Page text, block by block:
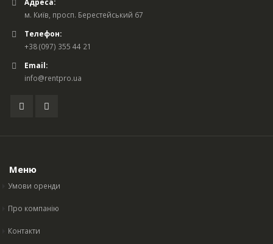
м. Київ, просп. Берестейський 67
Телефон:
+38 (097) 355 44 21
Email:
info@rentpro.ua
Меню
Умови оренди
Про компанію
Контакти